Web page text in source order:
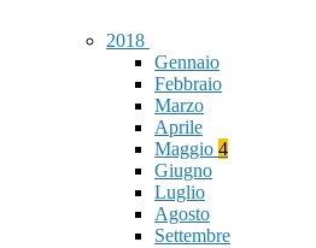
2018
Gennaio
Febbraio
Marzo
Aprile
Maggio 4
Giugno
Luglio
Agosto
Settembre